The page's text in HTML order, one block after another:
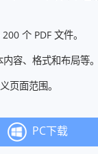
个 PDF 文件。
容、格式和布局等。
页面范围。
PC下载